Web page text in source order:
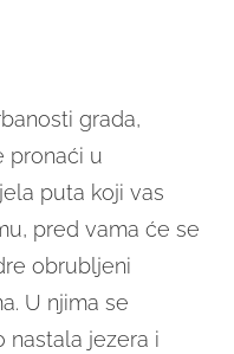
grada,
pronaći u
puta koji vas
pred vama će se
obrubljeni
U njima se
nastala jezera i